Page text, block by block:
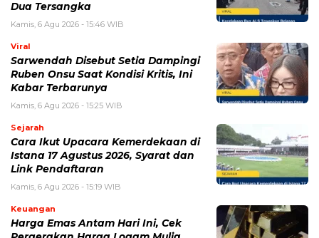
Dua Tersangka
Kamis, 6 Agu 2026 - 15:46 WIB
Viral
Sarwendah Disebut Setia Dampingi
Ruben Onsu Saat Kondisi Kritis, Ini
Kabar Terbarunya
Kamis, 6 Agu 2026 - 15:25 WIB
Sejarah
Cara Ikut Upacara Kemerdekaan di
Istana 17 Agustus 2026, Syarat dan
Link Pendaftaran
Kamis, 6 Agu 2026 - 15:19 WIB
Keuangan
Harga Emas Antam Hari Ini, Cek